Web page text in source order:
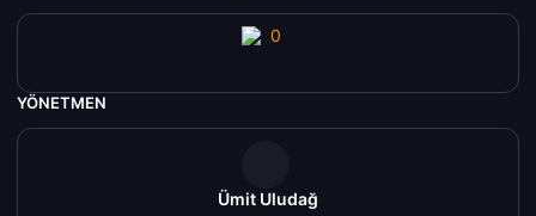
YÖNETMEN
Ümit Uludağ